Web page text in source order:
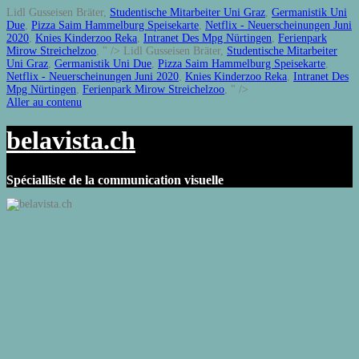
Lidl Gusseisen Bräter, Studentische Mitarbeiter Uni Graz, Germanistik Uni
Due, Pizza Saim Hammelburg Speisekarte, Netflix - Neuerscheinungen Juni
2020, Knies Kinderzoo Reka, Intranet Des Mpg Nürtingen, Ferienpark
Mirow Streichelzoo, " /> Lidl Gusseisen Bräter, Studentische Mitarbeiter
Uni Graz, Germanistik Uni Due, Pizza Saim Hammelburg Speisekarte,
Netflix - Neuerscheinungen Juni 2020, Knies Kinderzoo Reka, Intranet Des
Mpg Nürtingen, Ferienpark Mirow Streichelzoo, " />
Aller au contenu
belavista.ch
Spécialliste de la communication visuelle